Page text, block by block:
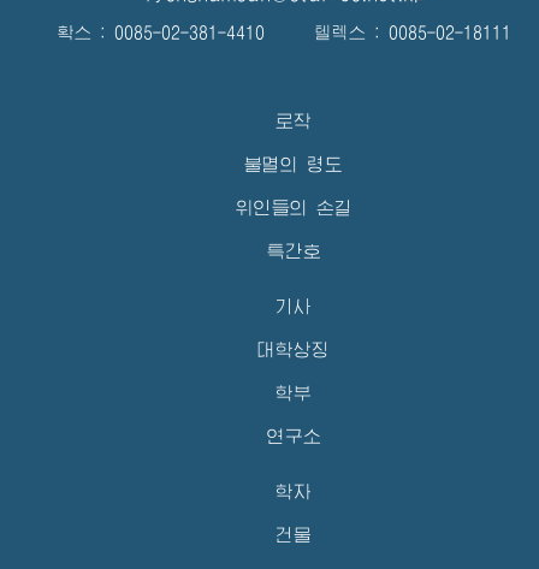
확스 : 0085-02-381-4410 텔렉스 : 0085-02-18111
로작
불멸의 령도
위인들의 손길
특간호
기사
대학상징
학부
연구소
학자
건물